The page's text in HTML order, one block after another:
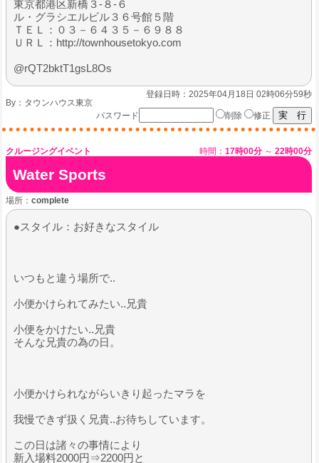
東京都港区新橋３-８-６
ル・グラシエルビル３６号館５階
ＴＥＬ：０３－６４３５－６９８８
ＵＲＬ：http://townhousetokyo.com
@rQT2bktT1gsL8Os
登録日時：2025年04月18日 02時06分59秒
By： タウンハウス東京
パスワード
削除 修正
クルージングイベント 時間： 17時00分 ～ 22時00分
Water Sports
場所： complete
●スタイル：お好きなスタイル
いつもと違う場所で..
小便かけられてみたい..兄貴
​小便をかけたい..兄貴
そんな兄貴の為の日。
小便かけられながらいきり起ったマラを
我慢できず扱く兄貴..お待ちしています。
この日は諸々の事情により
新入場料2000円⇒2200円と